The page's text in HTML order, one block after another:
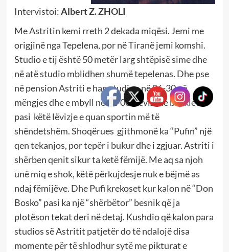
Intervistoi:Albert Z. ZHOLI
Me Astritin kemi rreth 2 dekada miqësi. Jemi me
origjinë nga Tepelena, por në Tiranë jemi komshi.
Studio e tij është 50 metër larg shtëpisë sime dhe
në atë studio mblidhen shumë tepelenas. Dhe pse
në pension Astriti e hap studion në 06-30 në
mëngjes dhe e mbyll në 22-00. Lëviz me biçikletë
pasi këtë lëvizje e quan sportin më të
shëndetshëm. Shoqërues gjithmonë ka “Pufin” një
qen tekanjos, por tepër i bukur dhe i zgjuar. Astriti i
shërben qenit sikur ta ketë fëmijë. Me aq sa njoh
unë miq e shok, këtë përkujdesje nuk e bëjmë as
ndaj fëmijëve. Dhe Pufi krekoset kur kalon në “Don
Bosko” pasi ka një “shërbëtor” besnik që ja
plotëson tekat deri në detaj. Kushdio që kalon para
studios së Astritit patjetër do të ndalojë disa
momente për të shlodhur sytë me pikturat e